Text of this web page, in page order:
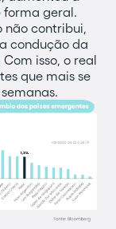
forma geral.
não contribui,
condução da
isso, o real
que mais se